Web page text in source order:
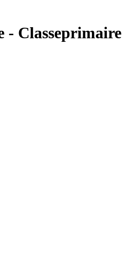
- Classeprimaire